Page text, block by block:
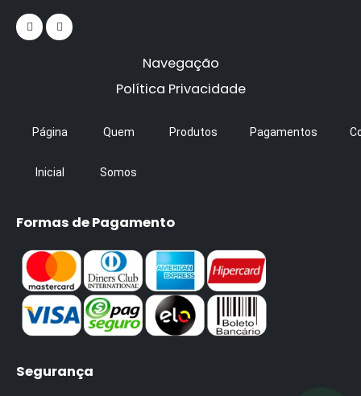
Navegação
Política Privacidade
Página
Inicial
Quem
Somos
Produtos Pagamentos
Formas de Pagamento
Segurança